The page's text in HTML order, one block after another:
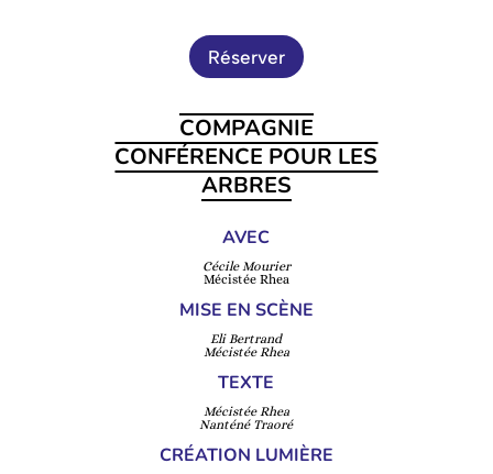
Réserver
COMPAGNIE
CONFÉRENCE POUR LES
ARBRES
AVEC
Cécile Mourier
Mécistée Rhea
MISE EN SCÈNE
Eli Bertrand
Mécistée Rhea
TEXTE
Mécistée Rhea
Nanténé Traoré
CRÉATION LUMIÈRE